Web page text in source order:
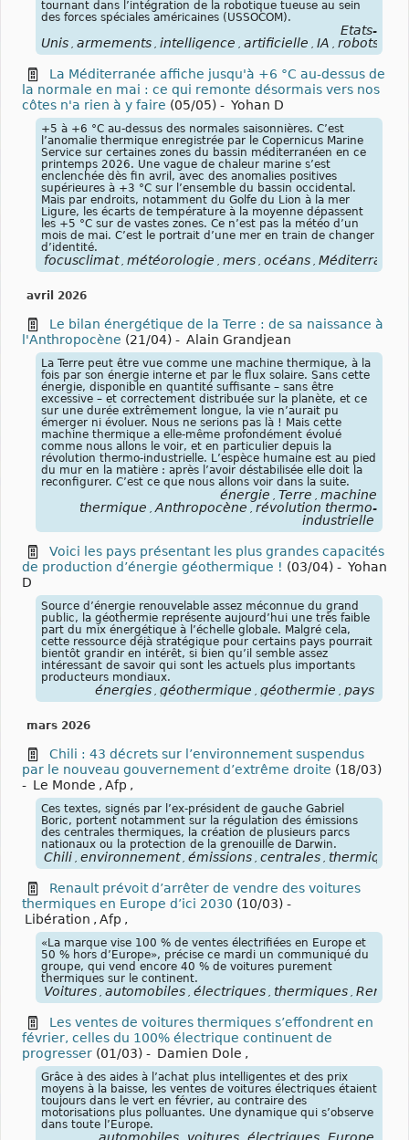
tournant dans l’intégration de la robotique tueuse au sein
des forces spéciales américaines (USSOCOM).
États-
Unis , armements , intelligence , artificielle , IA , robots
La Méditerranée affiche jusqu'à +6 °C au-dessus de
la normale en mai : ce qui remonte désormais vers nos
côtes n'a rien à y faire (05/05) - Yohan D
+5 à +6 °C au-dessus des normales saisonnières. C’est
l’anomalie thermique enregistrée par le Copernicus Marine
Service sur certaines zones du bassin méditerranéen en ce
printemps 2026. Une vague de chaleur marine s’est
enclenchée dès fin avril, avec des anomalies positives
supérieures à +3 °C sur l’ensemble du bassin occidental.
Mais par endroits, notamment du Golfe du Lion à la mer
Ligure, les écarts de température à la moyenne dépassent
les +5 °C sur de vastes zones. Ce n’est pas la météo d’un
mois de mai. C’est le portrait d’une mer en train de changer
d’identité.
focusclimat , météorologie , mers , océans , Méditerranée
avril 2026
Le bilan énergétique de la Terre : de sa naissance à
l'Anthropocène (21/04) - Alain Grandjean
La Terre peut être vue comme une machine thermique, à la
fois par son énergie interne et par le flux solaire. Sans cette
énergie, disponible en quantité suffisante – sans être
excessive – et correctement distribuée sur la planète, et ce
sur une durée extrêmement longue, la vie n’aurait pu
émerger ni évoluer. Nous ne serions pas là ! Mais cette
machine thermique a elle-même profondément évolué
comme nous allons le voir, et en particulier depuis la
révolution thermo-industrielle. L’espèce humaine est au pied
du mur en la matière : après l’avoir déstabilisée elle doit la
reconfigurer. C’est ce que nous allons voir dans la suite.
énergie Terre
machine
thermique
Anthropocène
révolution thermo-
industrielle
Voici les pays présentant les plus grandes capacités
de production d’énergie géothermique ! (03/04) - Yohan
D
Source d’énergie renouvelable assez méconnue du grand
public, la géothermie représente aujourd’hui une très faible
part du mix énergétique à l’échelle globale. Malgré cela,
cette ressource déjà stratégique pour certains pays pourrait
bientôt grandir en intérêt, si bien qu’il semble assez
intéressant de savoir qui sont les actuels plus importants
producteurs mondiaux.
énergies géothermique géothermie pays
mars 2026
Chili : 43 décrets sur l’environnement suspendus
par le nouveau gouvernement d’extrême droite (18/03)
- Le Monde , Afp ,
Ces textes, signés par l’ex-président de gauche Gabriel
Boric, portent notamment sur la régulation des émissions
des centrales thermiques, la création de plusieurs parcs
nationaux ou la protection de la grenouille de Darwin.
Chili environnement émissions centrales thermiques
Renault prévoit d’arrêter de vendre des voitures
thermiques en Europe d’ici 2030 (10/03) -
Libération , Afp ,
«La marque vise 100 % de ventes électrifiées en Europe et
50 % hors d’Europe», précise ce mardi un communiqué du
groupe, qui vend encore 40 % de voitures purement
thermiques sur le continent.
Voitures automobiles électriques thermiques Renault
Les ventes de voitures thermiques s’effondrent en
février, celles du 100% électrique continuent de
progresser (01/03) - Damien Dole ,
Grâce à des aides à l’achat plus intelligentes et des prix
moyens à la baisse, les ventes de voitures électriques étaient
toujours dans le vert en février, au contraire des
motorisations plus polluantes. Une dynamique qui s’observe
dans toute l’Europe.